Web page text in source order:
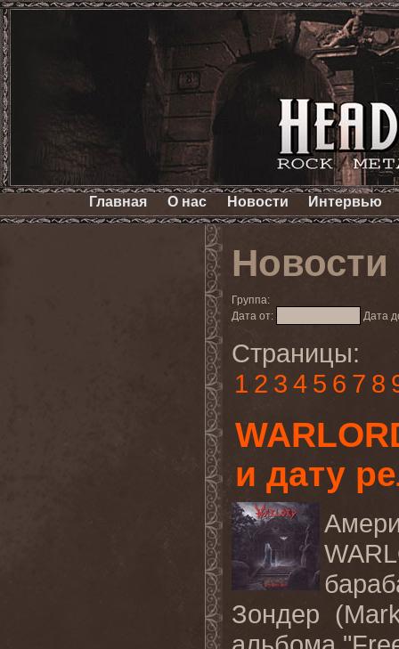
Главная О нас Новости Интервью
Новости
Группа:
Дата от:
Дата
Страницы:
1 2 3 4 5 6 7 8
и дату
Зондер